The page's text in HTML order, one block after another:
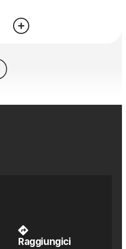
Raggiungici